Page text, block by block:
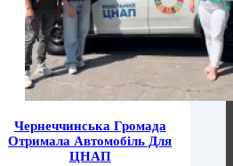
Чернеччинська Громада
Отримала Автомобіль Для
ЦНАП